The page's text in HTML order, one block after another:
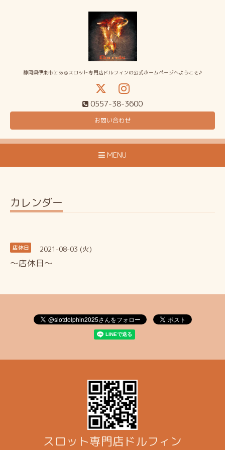
静岡県伊東市にあるスロット専門店ドルフィンの公式ホームページへようこそ♪
0557-38-3600
お問い合わせ
MENU
カレンダー
店休日 2021-08-03 (火)
～店休日～
スロット専門店ドルフィン